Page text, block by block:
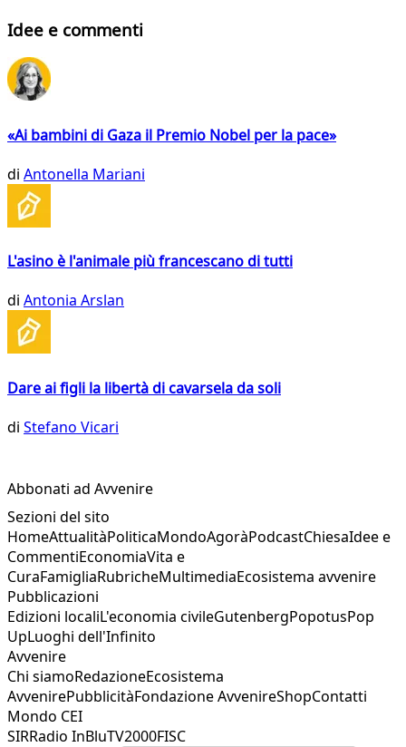
Idee e commenti
«Ai bambini di Gaza il Premio Nobel per la pace»
di Antonella Mariani
L'asino è l'animale più francescano di tutti
di Antonia Arslan
Dare ai figli la libertà di cavarsela da soli
di Stefano Vicari
Abbonati ad Avvenire
Sezioni del sito
HomeAttualitàPoliticaMondoAgoràPodcastChiesaIdee e
CommentiEconomiaVita e
CuraFamigliaRubricheMultimediaEcosistema avvenire
Pubblicazioni
Edizioni localiL'economia civileGutenbergPopotusPop
UpLuoghi dell'Infinito
Avvenire
Chi siamoRedazioneEcosistema
AvvenirePubblicitàFondazione AvvenireShopContatti
Mondo CEI
SIRRadio InBluTV2000FISC